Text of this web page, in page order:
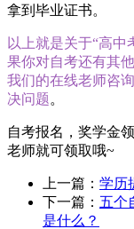
拿到毕业证书。
以上就是关于“高
果你对自考还有其
我们的在线老师咨
决问题。
自考报名，奖学金
老师就可领取哦~
上一篇： 学历
下一篇： 五个
是什么？